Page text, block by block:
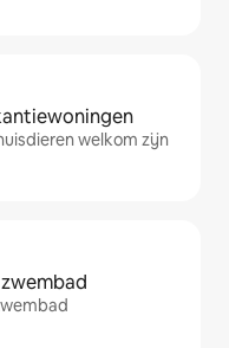
welkom zijn